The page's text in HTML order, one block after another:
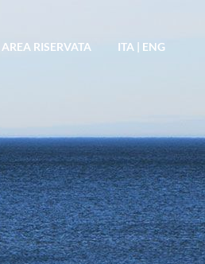
AREA RISERVATA ITA | ENG